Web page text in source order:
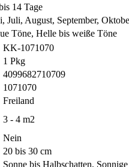
14 Tage
Juli, August, September,
Töne, Helle bis weiße Töne
KK-1071070
1 Pkg
4099682710709
1071070
Freiland
3 - 4 m2
Nein
20 bis 30 cm
Sonne bis Halbschatten,